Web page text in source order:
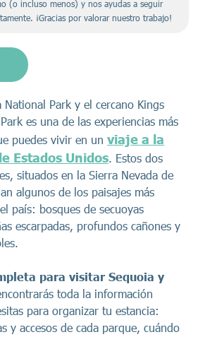
(o incluso menos) y nos ayudas a seguir
¡Gracias por valorar nuestro trabajo!
National Park y el cercano Kings
es una de las experiencias más
puedes vivir en un viaje a la
Estados Unidos. Estos dos
situados en la Sierra Nevada de
algunos de los paisajes más
país: bosques de secuoyas
escarpadas, profundos cañones y
para visitar Sequoia y
toda la información
para organizar tu estancia:
y accesos de cada parque, cuándo